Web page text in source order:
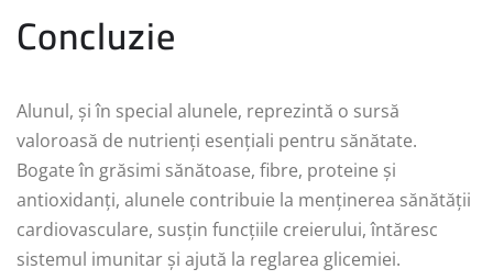
Concluzie
Alunul, și în special alunele, reprezintă o sursă
valoroasă de nutrienți esențiali pentru sănătate.
Bogate în grăsimi sănătoase, fibre, proteine și
antioxidanți, alunele contribuie la menținerea sănătății
cardiovasculare, susțin funcțiile creierului, întăresc
sistemul imunitar și ajută la reglarea glicemiei.